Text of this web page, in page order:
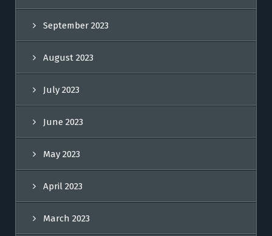
September 2023
August 2023
July 2023
June 2023
May 2023
April 2023
March 2023